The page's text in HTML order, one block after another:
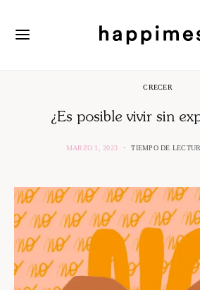
CRECER
¿Es posible vivir sin
MARZO 1, 2023 TIEMPO DE